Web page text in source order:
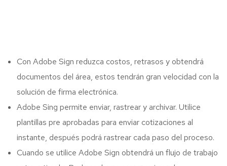
Con Adobe Sign reduzca costos, retrasos y obtendrá
documentos del área, estos tendrán gran velocidad con la
solución de firma electrónica.
Adobe Sing permite enviar, rastrear y archivar. Utilice
plantillas pre aprobadas para enviar cotizaciones al
instante, después podrá rastrear cada paso del proceso.
Cuando se utilice Adobe Sign obtendrá un flujo de trabajo